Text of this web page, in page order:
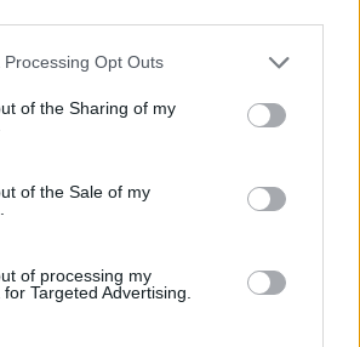
website/app uses one or more Google
or usage behaviour. You may click to
to Google and its third-party tags to
specified purposes in below Google
Opt Outs
of the Sharing of my
of the Sale of my
of processing my
Targeted Advertising.
a középkori Európában
Oroszországban a 20. század
mészárlások